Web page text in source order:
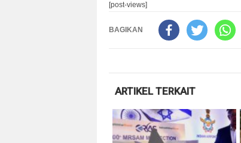
[post-views]
BAGIKAN
ARTIKEL TERKAIT